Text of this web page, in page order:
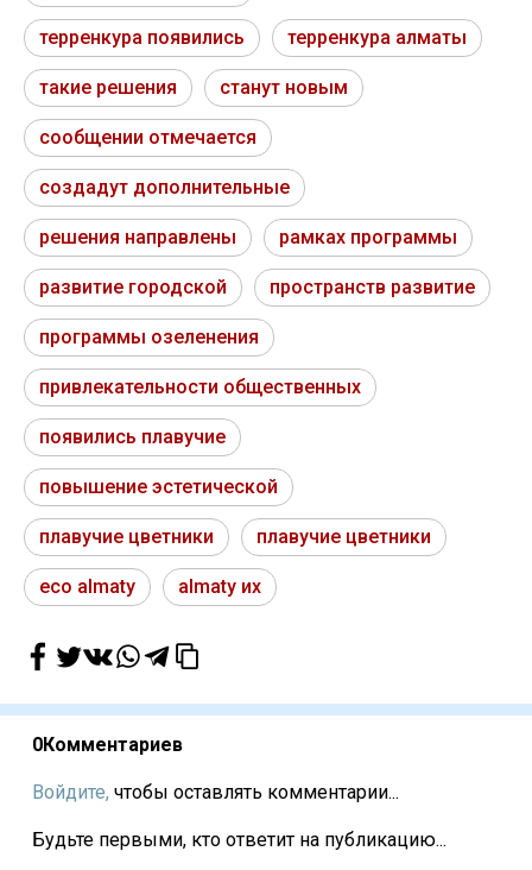
терренкура появились терренкура алматы
такие решения станут новым
сообщении отмечается
создадут дополнительные
решения направлены рамках программы
развитие городской пространств развитие
программы озеленения
привлекательности общественных
появились плавучие
повышение эстетической
плавучие цветники плавучие цветники
eco almaty almaty их
0Комментариев
Войдите, чтобы оставлять комментарии...
Будьте первыми, кто ответит на публикацию...